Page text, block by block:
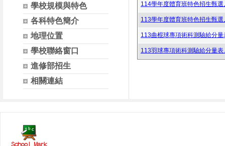
學校規模與特色
各科特色簡介
地理位置
學校聯絡窗口
進修部招生
相關連結
114學年度體育班特色招生甄
113學年度體育班特色招生甄
113曲棍球專項術科測驗給分量
113羽球專項術科測驗給分量表